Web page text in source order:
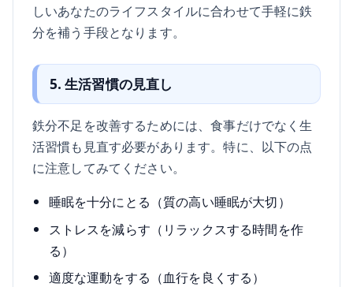
しいあなたのライフスタイルに合わせて手軽に鉄
分を補う手段となります。
5. 生活習慣の見直し
鉄分不足を改善するためには、食事だけでなく生
活習慣も見直す必要があります。特に、以下の点
に注意してみてください。
睡眠を十分にとる（質の高い睡眠が大切）
ストレスを減らす（リラックスする時間を作
る）
適度な運動をする（血行を良くする）